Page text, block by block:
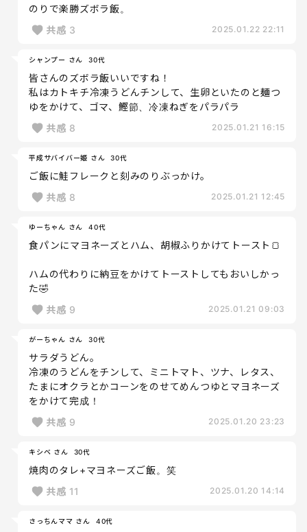
のりで楽勝ズボラ飯。
共感 3 2025.01.22 22:11
シャンプー さん 30代
皆さんのズボラ飯いいですね！
私はカトキチ冷凍うどんチンして、生卵といたのと麺つ
ゆをかけて、ゴマ、鰹節、冷凍ねぎをパラパラ
共感 8 2025.01.21 16:15
平成サバイバー姫 さん 30代
ご飯に鮭フレークと刻みのりぶっかけ。
共感 8 2025.01.21 12:45
ゆーちゃん さん 40代
食パンにマヨネーズとハム、胡椒ふりかけてトースト🍞
ハムの代わりに納豆をかけてトーストしてもおいしかっ
た🤣
共感 9 2025.01.21 09:03
がーちゃん さん 30代
サラダうどん。
冷凍のうどんをチンして、ミニトマト、ツナ、レタス、
たまにオクラとかコーンをのせてめんつゆとマヨネーズ
をかけて完成！
共感 9 2025.01.20 23:23
キシベ さん 30代
焼肉のタレ+マヨネーズご飯。笑
共感 11 2025.01.20 14:14
さっちんママ さん 40代